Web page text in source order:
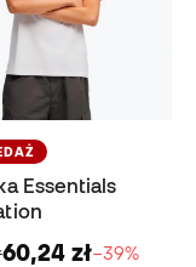
Essentials
60,24 zł−39%